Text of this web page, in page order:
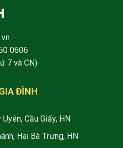
0606
7 và CN)
ĐÌNH
Cầu Giấy, HN
Hai Bà Trưng, HN